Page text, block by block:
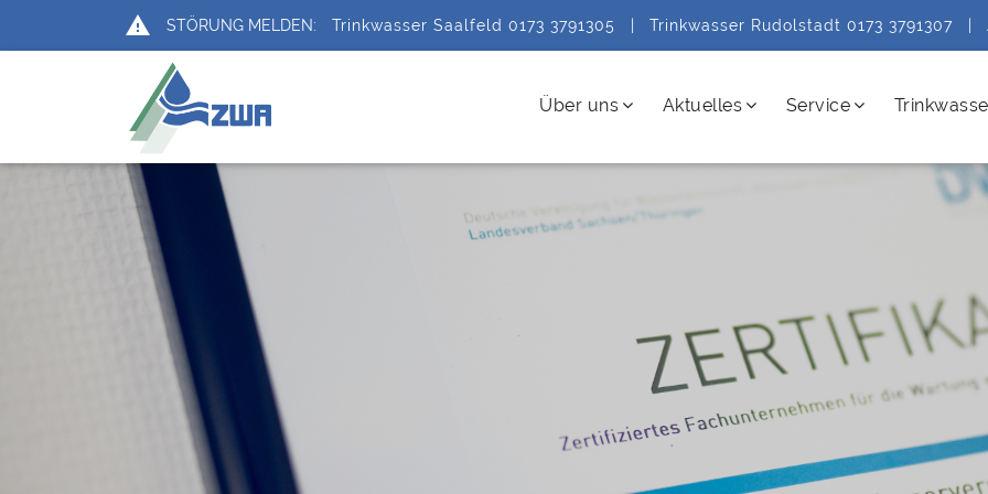
report_problem STÖRUNG MELDEN: Trinkwasser Saalfeld 0173 3791305 Trinkwasser Rudolstadt 0173 3791307
Über uns Aktuelles Service